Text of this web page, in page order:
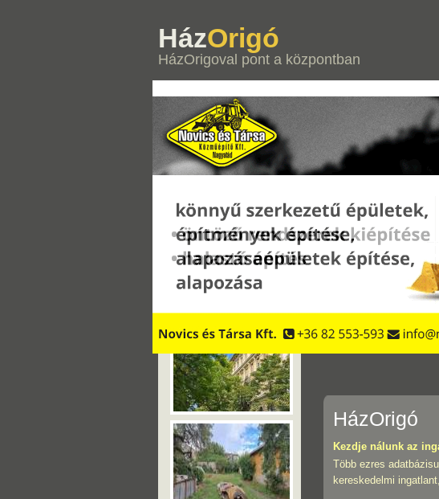
HázOrigó
HázOrigoval pont a központban
Szolgáltatások
Ingatlan értékbecslő
Földhivatal
Hirdetésfigyelő
Szerződés minták
Hasznos linkek
Ház
HázOrigó
Kezdje nálunk az
Több ezres
kereskedelmi